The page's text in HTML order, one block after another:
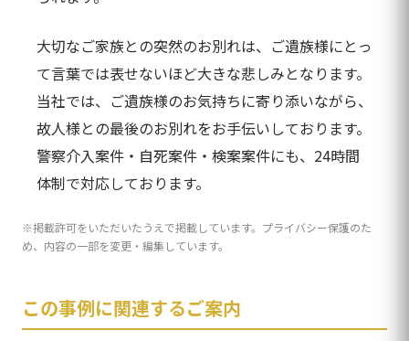
大切なご家族との突然のお別れは、ご遺族様にとっ
て言葉では表せないほど大きな悲しみとなります。
当社では、ご遺族様のお気持ちに寄り添いながら、
故人様との最後のお別れをお手伝いしております。
警察介入案件・自死案件・検案案件にも、24時間
体制で対応しております。
※掲載許可をいただいたうえで掲載しています。プライバシー保護のた
め、内容の一部を変更・編集しています。
この事例に関連するご案内